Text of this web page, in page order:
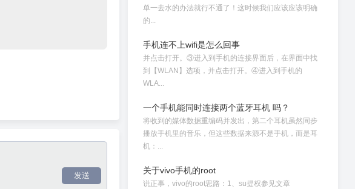
发送
单一去水的办法就行不通了！这时候我们应该应该明确
的...
手机连不上wifi是怎么回事
并点击打开。③进入到手机的连接界面后，在界面中找
到【WLAN】选项，并点击打开。④进入到手机的
WLA...
一个手机能同时连接两个蓝牙耳机 吗？
将收到的媒体数据重编码并发出，第二个耳机虽然同步
播放手机里的音乐，但这些数据来源不是手机，而是耳
机：...
关于vivo手机的root
说正事，vivo的root思路：1、su提权参见文章